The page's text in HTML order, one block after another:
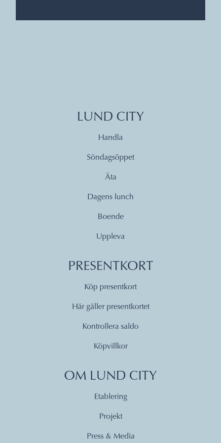
LUND CITY
Handla
Söndagsöppet
Äta
Dagens lunch
Boende
Uppleva
PRESENTKORT
Köp presentkort
Här gäller presentkortet
Kontrollera saldo
Köpvillkor
OM LUND CITY
Etablering
Projekt
Press & Media